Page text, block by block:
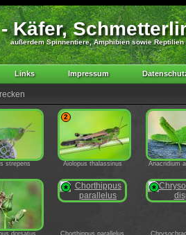
Käfer,
außerdem Spinnentiere, Amphibien sowie
Links Impressum
strepens
2
Aiolopus thalassinus Anacridium
dorsatus
*
Chorthippus parallelus
*